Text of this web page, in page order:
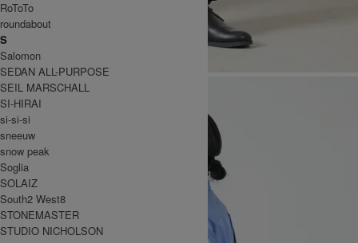
RoToTo
roundabout
S
Salomon
SEDAN ALL-PURPOSE
SEIL MARSCHALL
SI-HIRAI
si-si-si
sneeuw
snow peak
Soglia
SOLAIZ
South2 West8
STONEMASTER
STUDIO NICHOLSON